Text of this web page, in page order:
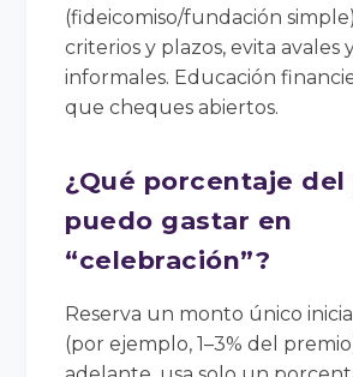
(fideicomiso/fundación
criterios y plazos, evita avales
informales. Educación
que cheques abiertos.
¿Qué porcentaje
puedo gastar en
“celebración”?
Reserva un monto único
(por ejemplo, 1–3% del